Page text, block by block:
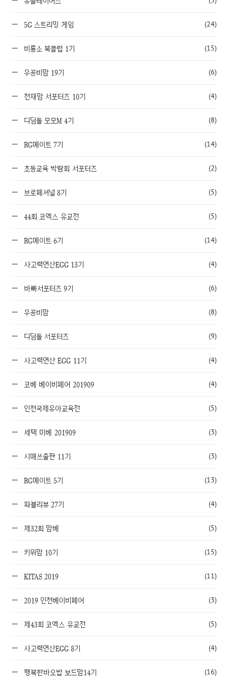
5G 스트리밍 게임 (24)
비룡소 북클럽 1기 (15)
우공비맘 19기 (6)
천재맘 서포터즈 10기 (4)
디딤돌 모모M 4기 (8)
RG메이트 7기 (14)
초등교육 박람회 서포터즈 (2)
브로페셔널 8기 (5)
44회 코엑스 유교전 (5)
RG메이트 6기 (14)
사고력연산EGG 13기 (4)
바빠서포터즈 9기 (6)
우공비맘 (8)
디딤돌 서포터즈 (9)
사고력연산 EGG 11기 (4)
코베 베이비페어 201909 (4)
인천국제유아교육전 (5)
세텍 미베 201909 (3)
시매쓰출판 11기 (3)
RG메이트 5기 (13)
파블리뷰 27기 (4)
제32회 맘베 (5)
키위맘 10기 (15)
KITAS 2019 (11)
2019 인천베이비페어 (3)
제43회 코엑스 유교전 (5)
사고력연산EGG 8기 (4)
행복한바오밥 보드맘14기 (16)